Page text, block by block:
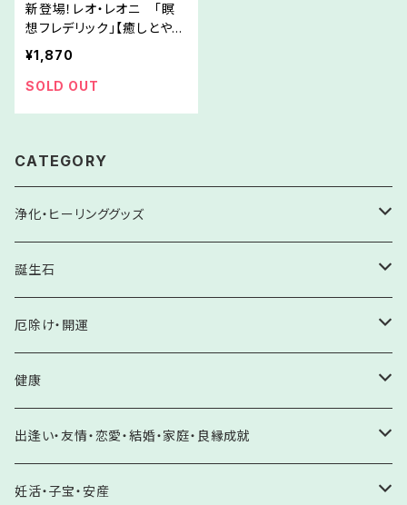
新登場！レオ・レオニ 「瞑
想フレデリック」【癒しとやす
らぎ】
¥1,870
SOLD OUT
CATEGORY
浄化・ヒーリンググッズ
サザレ
水晶
水晶系（ローズクォーツ・アメジスト・シトリン他）
ヒーリングチューナー
浄化アイテム
極印 酒粕塩
岩塩
原石
水晶クラスター
サンキャッチャー
誕生石
ホロスコープ
誕生石
1月 ガーネット
2月 アメジスト・クリソベリルキャッツアイ
厄除け・開運
厄除け・邪気払い
厄年・八方除け
邪気除け・悪霊除け
開運・願望成就
未来を切り開く
健康
健康増進・体力回復
病気平癒
出逢い・友情・恋愛・結婚・家庭・良縁成就
自分らしさを輝かす・自己肯定・自信
妊活・子宝・安産